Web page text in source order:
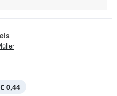
€ 0,44